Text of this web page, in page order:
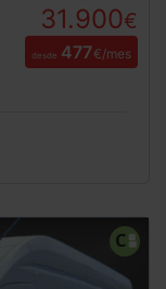
31.900€
desde 477€/mes